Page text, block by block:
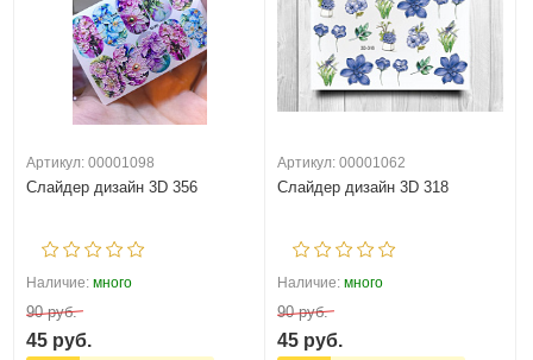
Артикул: 00001098
Слайдер дизайн 3D 356
Наличие: много
90 руб.
45 руб.
Артикул: 00001062
Слайдер дизайн 3D 318
Наличие: много
90 руб.
45 руб.